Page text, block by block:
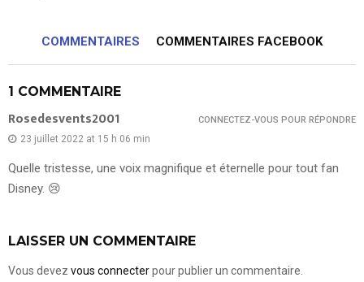
COMMENTAIRES COMMENTAIRES FACEBOOK
1 COMMENTAIRE
Rosedesvents2001
23 juillet 2022 at 15 h 06 min
Quelle tristesse, une voix magnifique et éternelle pour tout fan
Disney. 😢
CONNECTEZ-VOUS POUR RÉPONDRE
LAISSER UN COMMENTAIRE
Vous devez vous connecterpour publier un commentaire.